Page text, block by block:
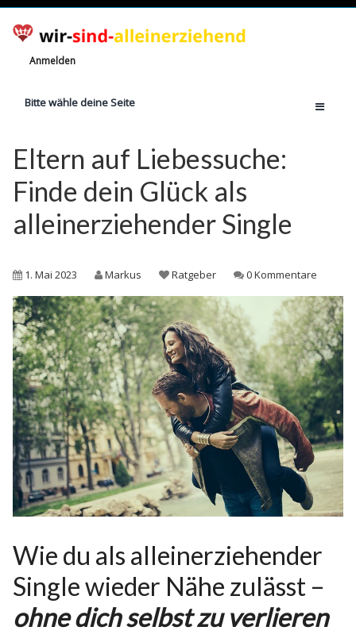
Anmelden
Bitte wähle deine Seite
Jetzt registrieren!
Ratgeber
Anzahl Alleinerziehende
Witze
Wissen
Rechte
Eltern auf Liebessuche:
Finde dein Glück als
alleinerziehender Single
1. Mai 2023 Markus Ratgeber 0 Kommentare
Wie du als alleinerziehender
Single wieder Nähe zulässt –
ohne dich selbst zu verlieren